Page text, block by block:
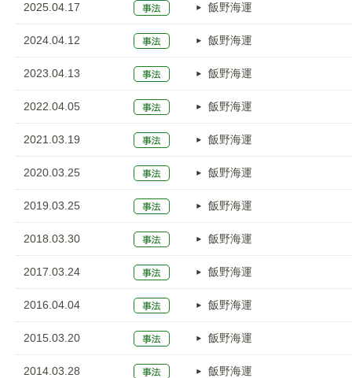
2025.04.17 飯野海運
2024.04.12 飯野海運
2023.04.13 飯野海運
2022.04.05 飯野海運
2021.03.19 飯野海運
2020.03.25 飯野海運
2019.03.25 飯野海運
2018.03.30 飯野海運
2017.03.24 飯野海運
2016.04.04 飯野海運
2015.03.20 飯野海運
2014.03.28 飯野海運